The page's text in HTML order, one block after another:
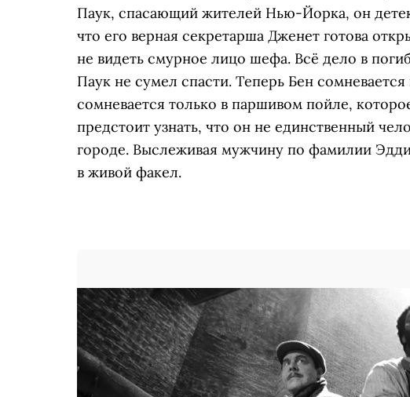
Паук, спасающий жителей Нью-Йорка, он
что его верная секретарша Дженет готова
не видеть смурное лицо шефа. Всё дело в
Паук не сумел спасти. Теперь Бен
сомневается только в паршивом пойле,
предстоит узнать, что он не единственный
городе. Выслеживая мужчину по фамилии
в живой факел.